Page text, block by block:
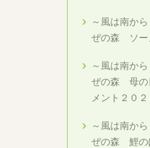
～風は南か
ぜの森 ソー
～風は南か
ぜの森 母の
メント２０２
～風は南か
ぜの森 鯉の